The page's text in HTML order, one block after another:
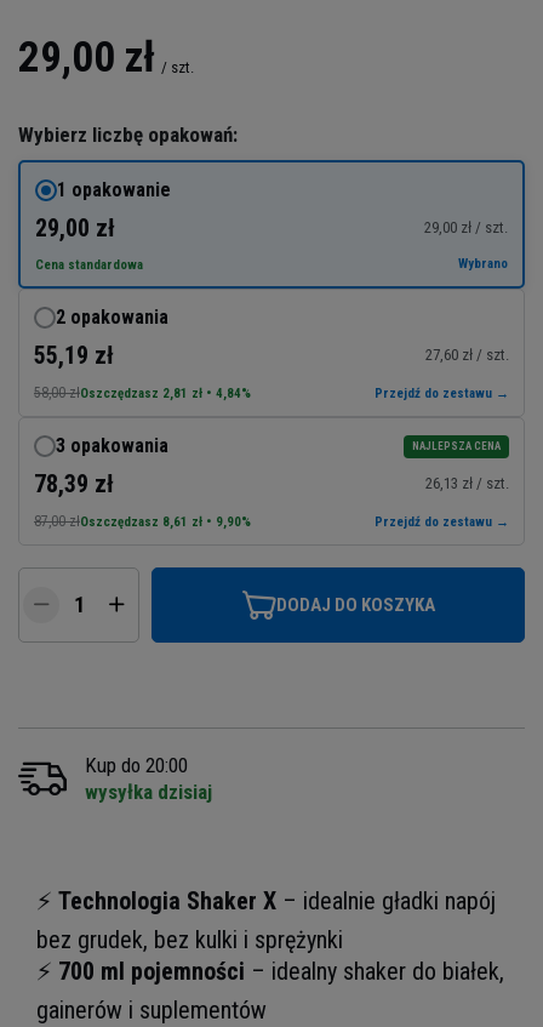
29,00 zł / szt.
Wybierz liczbę opakowań:
1 opakowanie
29,00 zł 29,00 zł / szt.
Cena standardowa Wybrano
2 opakowania
55,19 zł 27,60 zł / szt.
58,00 złOszczędzasz 2,81 zł • 4,84% Przejdź do zestawu →
NAJLEPSZA CENA
3 opakowania
78,39 zł 26,13 zł / szt.
87,00 złOszczędzasz 8,61 zł • 9,90% Przejdź do zestawu →
DODAJ DO KOSZYKA
Kup do 20:00
wysyłka dzisiaj
⚡ Technologia Shaker X – idealnie gładki napój
bez grudek, bez kulki i sprężynki
⚡ 700 ml pojemności – idealny shaker do białek,
gainerów i suplementów